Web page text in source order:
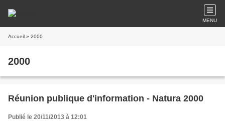
MENU
Accueil » 2000
2000
Réunion publique d'information - Natura 2000
Publié le 20/11/2013 à 12:01